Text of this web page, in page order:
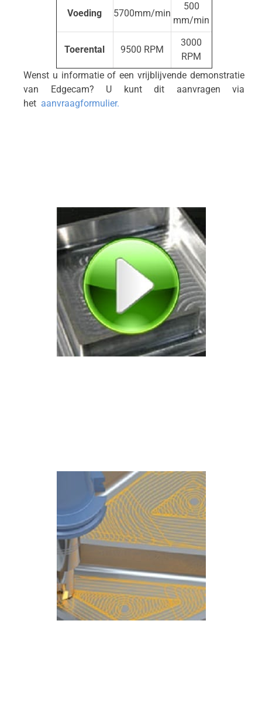
Voeding 5700mm/min
500
mm/min
Toerental 9500 RPM
3000
RPM
Wenst u informatie of een vrijblijvende demonstratie
van Edgecam? U kunt dit aanvragen via
het aanvraagformulier.